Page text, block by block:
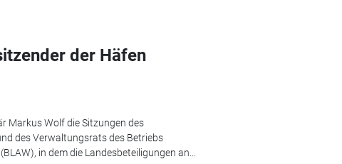
der Häfen
Markus Wolf die Sitzungen des
des Verwaltungsrats des Betriebs
in dem die Landesbeteiligungen an...